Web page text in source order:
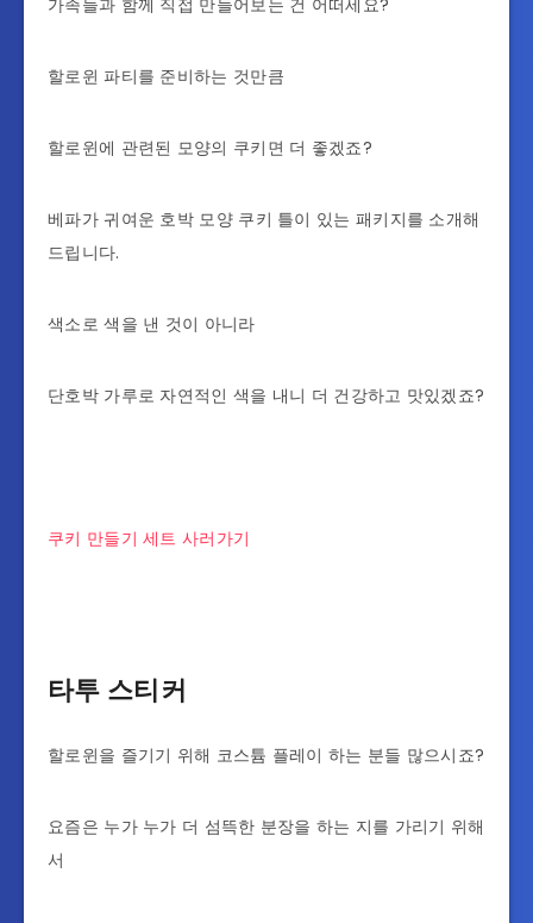
가족들과 함께 직접 만들어보는 건 어떠세요?
할로윈 파티를 준비하는 것만큼
할로윈에 관련된 모양의 쿠키면 더 좋겠죠?
베파가 귀여운 호박 모양 쿠키 틀이 있는 패키지를 소개해
드립니다.
색소로 색을 낸 것이 아니라
단호박 가루로 자연적인 색을 내니 더 건강하고 맛있겠죠?
쿠키 만들기 세트 사러가기
타투 스티커
할로윈을 즐기기 위해 코스튬 플레이 하는 분들 많으시죠?
요즘은 누가 누가 더 섬뜩한 분장을 하는 지를 가리기 위해
서